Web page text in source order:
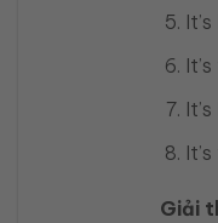
Giải